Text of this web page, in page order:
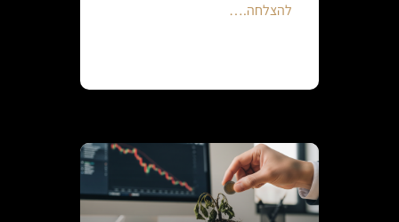
להצלחה.…